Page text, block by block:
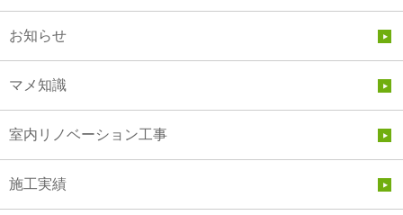
お知らせ
マメ知識
室内リノベーション工事
施工実績